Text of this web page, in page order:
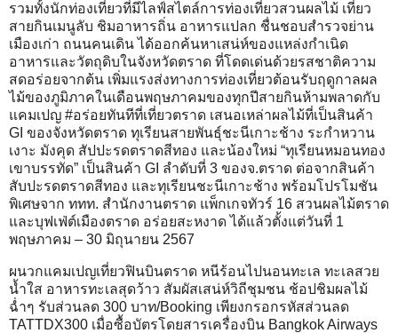
รวมทั้งนักท่องเที่ยวที่มีไลฟ์สไตล์การท่องเที่ยวสวนผลไม้ เที่ยว
สายกินเมนูลับ ชิมอาหารถิ่น อาหารแปลก ชื่นชอบสำรวจย่าน
เมืองเก่า ถนนคนเดิน ได้ออกค้นหาเสน่ห์ของแหล่งกำเนิด
อาหารและวัตถุดิบในจังหวัดตราด ที่โดดเด่นด้วยรสชาติความ
สดอร่อยจากต้น เพิ่มแรงส่งทางการท่องเที่ยวต้อนรับฤดูกาลผล
ไม้ของภูมิภาคในเดือนพฤษภาคมของทุกปีสายกินห้ามพลาดกับ
แคมเปญ #อร่อยทันทีที่เที่ยวตราด เสนอเหล่าผลไม้ที่เป็นสินค้า
GI ของจังหวัดตราด ทุเรียนสายพันธุ์ชะนีเกาะช้าง ระกำหวาน
เงาะ มังคุด สัปปะรดตราดสีทอง และน้องใหม่ “ทุเรียนหมอนทอง
เขาบรรทัด” เป็นสินค้า GI ลำดับที่ 3 ของจ.ตราด ต่อจากสินค้า
สับปะรดตราดสีทอง และทุเรียนชะนีเกาะช้าง พร้อมโปรโมชัน
พิเศษจาก ททท. สำนักงานตราด แพ็กเกจทัวร์ 16 สวนผลไม้ตราด
และบุฟเฟ่ต์เมืองตราด อร่อยสะหงาด ได้แล้วตั้งแต่วันที่ 1
พฤษภาคม – 30 มิถุนายน 2567
ผนวกแคมเปญเที่ยวฟินบินตราด หนีร้อนไปนอนทะเล ทะเลสวย
น้ำใส อาหารทะเลสุดว้าว สัมผัสเสน่ห์วิถีชุมชน ช้อปชิมผลไม้
ฉ่ำๆ รับส่วนลด 300 บาท/Booking เพียงกรอกรหัสส่วนลด
TATTDX300 เมื่อซื้อบัตรโดยสารเครื่องบิน Bangkok Airways